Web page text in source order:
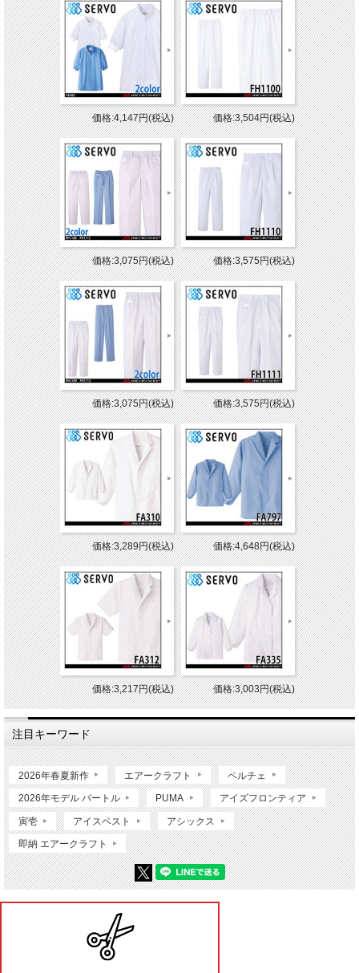
価格:4,147円(税込) 価格:3,504円(税込)
価格:3,075円(税込) 価格:3,575円(税込)
価格:3,075円(税込) 価格:3,575円(税込)
価格:3,289円(税込) 価格:4,648円(税込)
価格:3,217円(税込) 価格:3,003円(税込)
注目キーワード
2026年春夏新作 エアークラフト ペルチェ
2026年モデル バートル PUMA アイズフロンティア
寅壱 アイスベスト アシックス
即納 エアークラフト